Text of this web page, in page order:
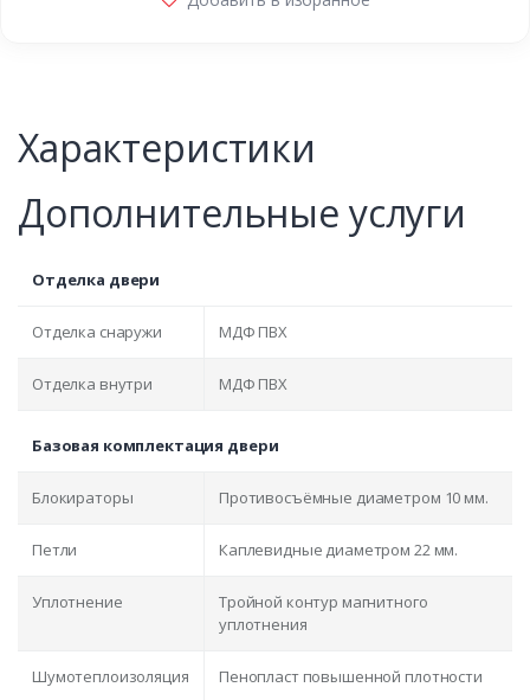
Характеристики
Дополнительные услуги
Отделка двери
Отделка снаружи МДФ ПВХ
Отделка внутри МДФ ПВХ
Базовая комплектация двери
Блокираторы Противосъёмные диаметром 10 мм.
Петли Каплевидные диаметром 22 мм.
Уплотнение
Тройной контур магнитного
уплотнения
Шумотеплоизоляция Пенопласт повышенной плотности